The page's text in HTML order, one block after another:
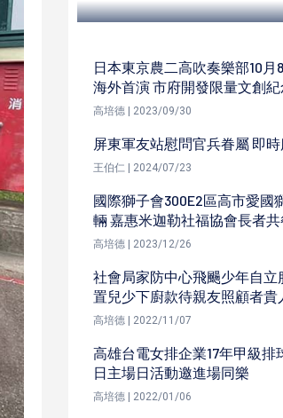
日本東京農二高吹奏樂部10月
海外首演 市府開發限量文創紀
高培德 | 2023/09/30
屏東軍友站慰問官兵眷屬 即
王伯仁 | 2024/07/23
國際獅子會300E2區高市愛國
輛 嘉惠米迦勒社福協會長者
高培德 | 2023/12/26
社會局家防中心飛颺少年自立
置兒少下廚款待親友照顧者貴
高培德 | 2022/11/07
高雄台電女排企業17年甲級排
日主場日活動邀進場同樂
高培德 | 2022/01/06